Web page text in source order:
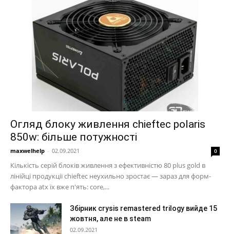
Огляд блоку живлення chieftec polaris
850w: більше потужності
maxwelhelp - 02.09.2021 0
Кількість серій блоків живлення з ефективністю 80 plus gold в
лінійці продукції chieftec неухильно зростає — зараз для форм-
фактора atx їх вже п'ять: core,...
Збірник crysis remastered trilogy вийде 15
жовтня, але не в steam
02.09.2021